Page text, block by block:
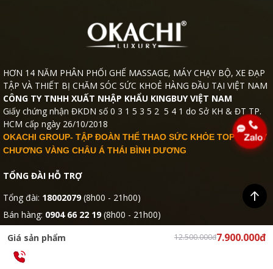
Giá sản phẩm 12.500.000đ7.900.000đ
HƠN 14 NĂM PHÂN PHỐI GHẾ MASSAGE, MÁY CHẠY BỘ, XE ĐẠP
TẬP VÀ THIẾT BỊ CHĂM SÓC SỨC KHOẺ HÀNG ĐẦU TẠI VIỆT NAM
CÔNG TY TNHH XUẤT NHẬP KHẨU KINGBUY VIỆT NAM
Giấy chứng nhận ĐKDN số 0 3 1 5 3 5 2 5 4 1 do Sở KH & ĐT TP.
HCM cấp ngày 26/10/2018
OKACHI GROUP- TẬP ĐOÀN THỂ THAO SỨC KHỎE TOP 10 HUY
CHƯƠNG VÀNG CHÂU Á THÁI BÌNH DƯƠNG
TỔNG ĐÀI HỖ TRỢ
Tổng đài: 18002079(8h00 - 21h00)
Bán hàng: 0904 66 22 19(8h00 - 21h00)
CSKH:
0911 412 219
Bảo hành: